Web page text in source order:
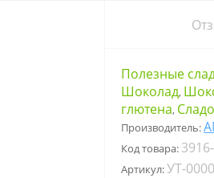
Полезные
Шоколад,
глютена,
Производитель:
Код товара:
Артикул:УТ-